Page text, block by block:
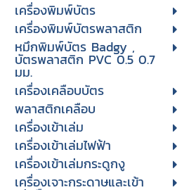
เครื่องพิมพ์บัตร
เครื่องพิมพ์บัตรพลาสติก
หมึกพิมพ์บัตร Badgy ,
บัตรพลาสติก PVC 0.5 0.7
มม.
เครื่องเคลือบบัตร
พลาสติกเคลือบ
เครื่องเข้าเล่ม
เครื่องเข้าเล่มไฟฟ้า
เครื่องเข้าเล่มกระดูกงู
เครื่องเจาะกระดาษและเข้า